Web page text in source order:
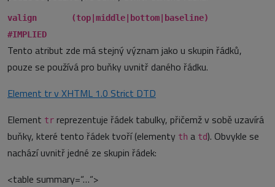
valign (top|middle|bottom|baseline)
#IMPLIED
Tento atribut zde má stejný význam jako u skupin řádků,
pouze se používá pro buňky uvnitř daného řádku.
Element tr v XHTML 1.0 Strict DTD
Element tr reprezentuje řádek tabulky, přičemž v sobě uzavírá
buňky, které tento řádek tvoří (elementy th a td). Obvykle se
nachází uvnitř jedné ze skupin řádek:
<table summary=“…“>